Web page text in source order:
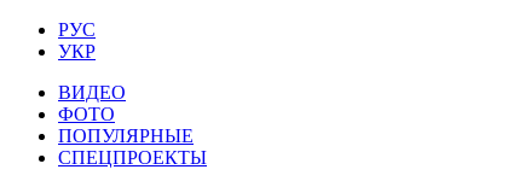
РУС
УКР
ВИДЕО
ФОТО
ПОПУЛЯРНЫЕ
СПЕЦПРОЕКТЫ